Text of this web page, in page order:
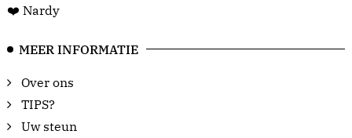
❤️ Nardy
MEER INFORMATIE
Over ons
TIPS?
Uw steun